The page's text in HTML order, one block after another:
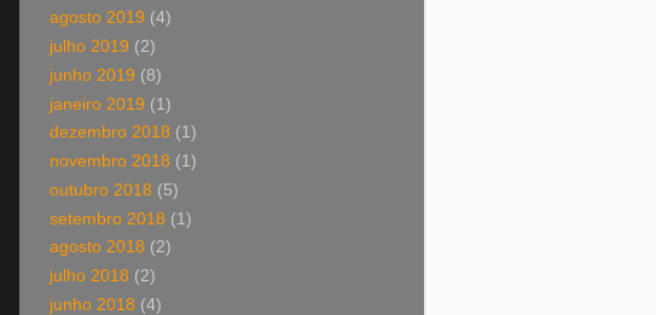
agosto 2019 (4)
julho 2019 (2)
junho 2019 (8)
janeiro 2019 (1)
dezembro 2018 (1)
novembro 2018 (1)
outubro 2018 (5)
setembro 2018 (1)
agosto 2018 (2)
julho 2018 (2)
junho 2018 (4)